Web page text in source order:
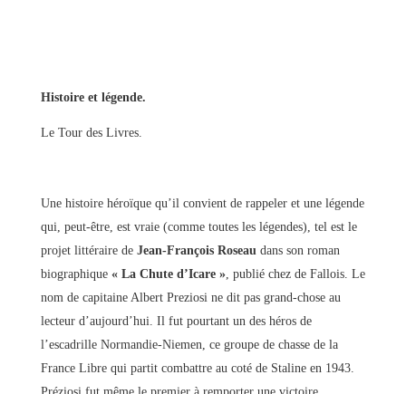
Histoire et légende.
Le Tour des Livres.
Une histoire héroïque qu’il convient de rappeler et une légende
qui, peut-être, est vraie (comme toutes les légendes), tel est le
projet littéraire de Jean-François Roseaudans son roman
biographique « La Chute d’Icare », publié chez de Fallois. Le
nom de capitaine Albert Preziosi ne dit pas grand-chose au
lecteur d’aujourd’hui. Il fut pourtant un des héros de
l’escadrille Normandie-Niemen, ce groupe de chasse de la
France Libre qui partit combattre au coté de Staline en 1943.